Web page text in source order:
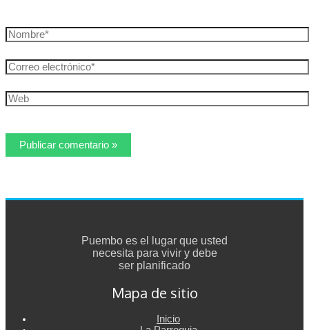
Nombre*
Correo
electrónico*
Web
Puembo es el lugar que usted
necesita para vivir y debe
ser planificado
Mapa de sitio
Inicio